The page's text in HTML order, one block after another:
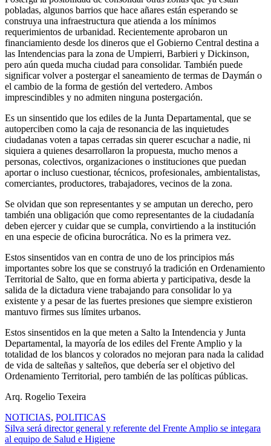
pobladas, algunos barrios que hace añares están esperando se
construya una infraestructura que atienda a los mínimos
requerimientos de urbanidad. Recientemente aprobaron un
financiamiento desde los dineros que el Gobierno Central destina a
las Intendencias para la zona de Umpierri, Barbieri y Dickinson,
pero aún queda mucha ciudad para consolidar. También puede
significar volver a postergar el saneamiento de termas de Daymán o
el cambio de la forma de gestión del vertedero. Ambos
imprescindibles y no admiten ninguna postergación.
Es un sinsentido que los ediles de la Junta Departamental, que se
autoperciben como la caja de resonancia de las inquietudes
ciudadanas voten a tapas cerradas sin querer escuchar a nadie, ni
siquiera a quienes desarrollaron la propuesta, mucho menos a
personas, colectivos, organizaciones o instituciones que puedan
aportar o incluso cuestionar, técnicos, profesionales, ambientalistas,
comerciantes, productores, trabajadores, vecinos de la zona.
Se olvidan que son representantes y se amputan un derecho, pero
también una obligación que como representantes de la ciudadanía
deben ejercer y cuidar que se cumpla, convirtiendo a la institución
en una especie de oficina burocrática. No es la primera vez.
Estos sinsentidos van en contra de uno de los principios más
importantes sobre los que se construyó la tradición en Ordenamiento
Territorial de Salto, que en forma abierta y participativa, desde la
salida de la dictadura viene trabajando para consolidar lo ya
existente y a pesar de las fuertes presiones que siempre existieron
mantuvo firmes sus límites urbanos.
Estos sinsentidos en la que meten a Salto la Intendencia y Junta
Departamental, la mayoría de los ediles del Frente Amplio y la
totalidad de los blancos y colorados no mejoran para nada la calidad
de vida de salteñas y salteños, que debería ser el objetivo del
Ordenamiento Territorial, pero también de las políticas públicas.
Arq. Rogelio Texeira
NOTICIAS, POLITICAS
Navegación
Silva será director general y referente del Frente Amplio se integara
al equipo de Salud e Higiene